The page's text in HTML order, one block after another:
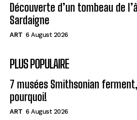
Découverte d’un tombeau de
Sardaigne
ART 6 August 2026
PLUS POPULAIRE
7 musées Smithsonian
pourquoi!
ART 6 August 2026